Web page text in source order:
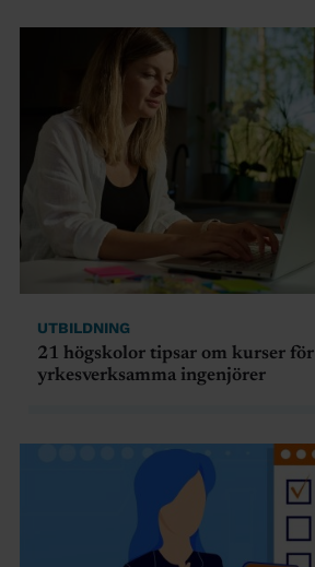
UTBILDNING
21 högskolor tipsar om kurser för
yrkesverksamma ingenjörer